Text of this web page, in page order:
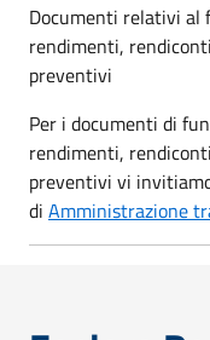
Documenti relativi al
rendimenti,
preventivi
Per i documenti di
rendimenti,
preventivi vi
di Amministrazione